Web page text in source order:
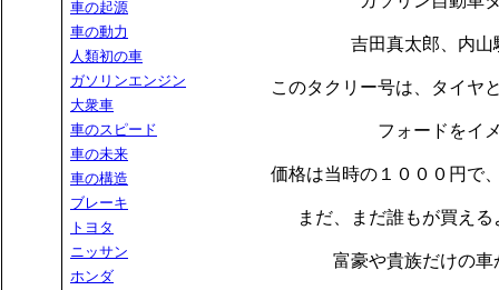
吉田真太郎、内
このタクリー号は、タイヤ
フォードをイ
価格は当時の１０００円で
まだ、まだ誰もが買え
富豪や貴族だけの
車の起源
車の動力
人類初の車
ガソリンエンジン
大衆車
車のスピード
車の未来
車の構造
ブレーキ
トヨタ
ニッサン
ホンダ